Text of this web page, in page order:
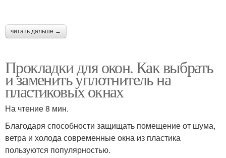
читать дальше →
Прокладки для окон. Как выбрать
и заменить уплотнитель на
пластиковых окнах
На чтение 8 мин.
Благодаря способности защищать помещение от шума,
ветра и холода современные окна из пластика
пользуются популярностью.